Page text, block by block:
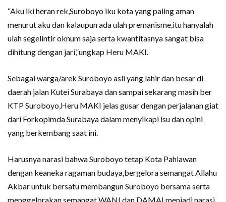
“Aku iki heran rek,Suroboyo iku kota yang paling aman
menurut aku dan kalaupun ada ulah premanisme,itu hanyalah
ulah segelintir oknum saja serta kwantitasnya sangat bisa
dihitung dengan jari,”ungkap Heru MAKI.
Sebagai warga/arek Suroboyo asli yang lahir dan besar di
daerah jalan Kutei Surabaya dan sampai sekarang masih ber
KTP Suroboyo,Heru MAKI jelas gusar dengan perjalanan giat
dari Forkopimda Surabaya dalam menyikapi isu dan opini
yang berkembang saat ini.
Harusnya narasi bahwa Suroboyo tetap Kota Pahlawan
dengan keaneka ragaman budaya,bergelora semangat Allahu
Akbar untuk bersatu membangun Suroboyo bersama serta
menggelorakan semangat WANI dan DAMAI menjadi narasi